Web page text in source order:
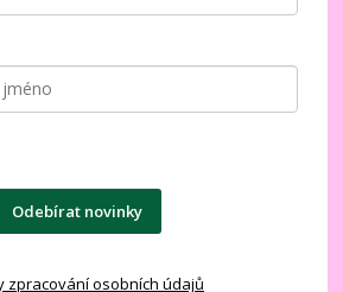
Odebírat novinky
zpracování osobních údajů